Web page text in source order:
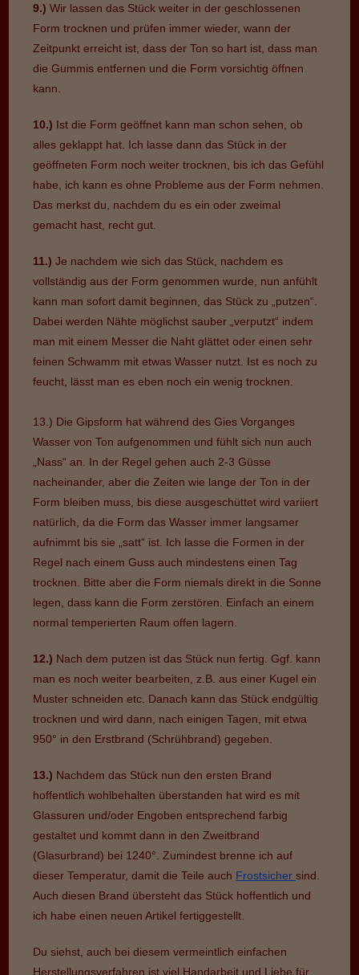
9.)Wir lassen das Stück weiter in der geschlossenen
Form trocknen und prüfen immer wieder, wann der
Zeitpunkt erreicht ist, dass der Ton so hart ist, dass man
die Gummis entfernen und die Form vorsichtig öffnen
kann.
10.) Ist die Form geöffnet kann man schon sehen, ob
alles geklappt hat. Ich lasse dann das Stück in der
geöffneten Form noch weiter trocknen, bis ich das Gefühl
habe, ich kann es ohne Probleme aus der Form nehmen.
Das merkst du, nachdem du es ein oder zweimal
gemacht hast, recht gut.
11.)Je nachdem wie sich das Stück, nachdem es
vollständig aus der Form genommen wurde, nun anfühlt
kann man sofort damit beginnen, das Stück zu „putzen“.
Dabei werden Nähte möglichst sauber „verputzt“ indem
man mit einem Messer die Naht glättet oder einen sehr
feinen Schwamm mit etwas Wasser nutzt. Ist es noch zu
feucht, lässt man es eben noch ein wenig trocknen.
13.) Die Gipsform hat während des Gies Vorganges
Wasser von Ton aufgenommen und fühlt sich nun auch
„Nass“ an. In der Regel gehen auch 2-3 Güsse
nacheinander, aber die Zeiten wie lange der Ton in der
Form bleiben muss, bis diese ausgeschüttet wird variiert
natürlich, da die Form das Wasser immer langsamer
aufnimmt bis sie „satt“ ist. Ich lasse die Formen in der
Regel nach einem Guss auch mindestens einen Tag
trocknen. Bitte aber die Form niemals direkt in die Sonne
legen, dass kann die Form zerstören. Einfach an einem
normal temperierten Raum offen lagern.
12.) Nach dem putzen ist das Stück nun fertig. Ggf. kann
man es noch weiter bearbeiten, z.B. aus einer Kugel ein
Muster schneiden etc. Danach kann das Stück endgültig
trocknen und wird dann, nach einigen Tagen, mit etwa
950° in den Erstbrand (Schrühbrand) gegeben.
13.) Nachdem das Stück nun den ersten Brand
hoffentlich wohlbehalten überstanden hat wird es mit
Glassuren und/oder Engoben entsprechend farbig
gestaltet und kommt dann in den Zweitbrand
(Glasurbrand) bei 1240°. Zumindest brenne ich auf
dieser Temperatur, damit die Teile auch Frostsichersind.
Auch diesen Brand übersteht das Stück hoffentlich und
ich habe einen neuen Artikel fertiggestellt.
Du siehst, auch bei diesem vermeintlich einfachen
Herstellungsverfahren ist viel Handarbeit und Liebe für